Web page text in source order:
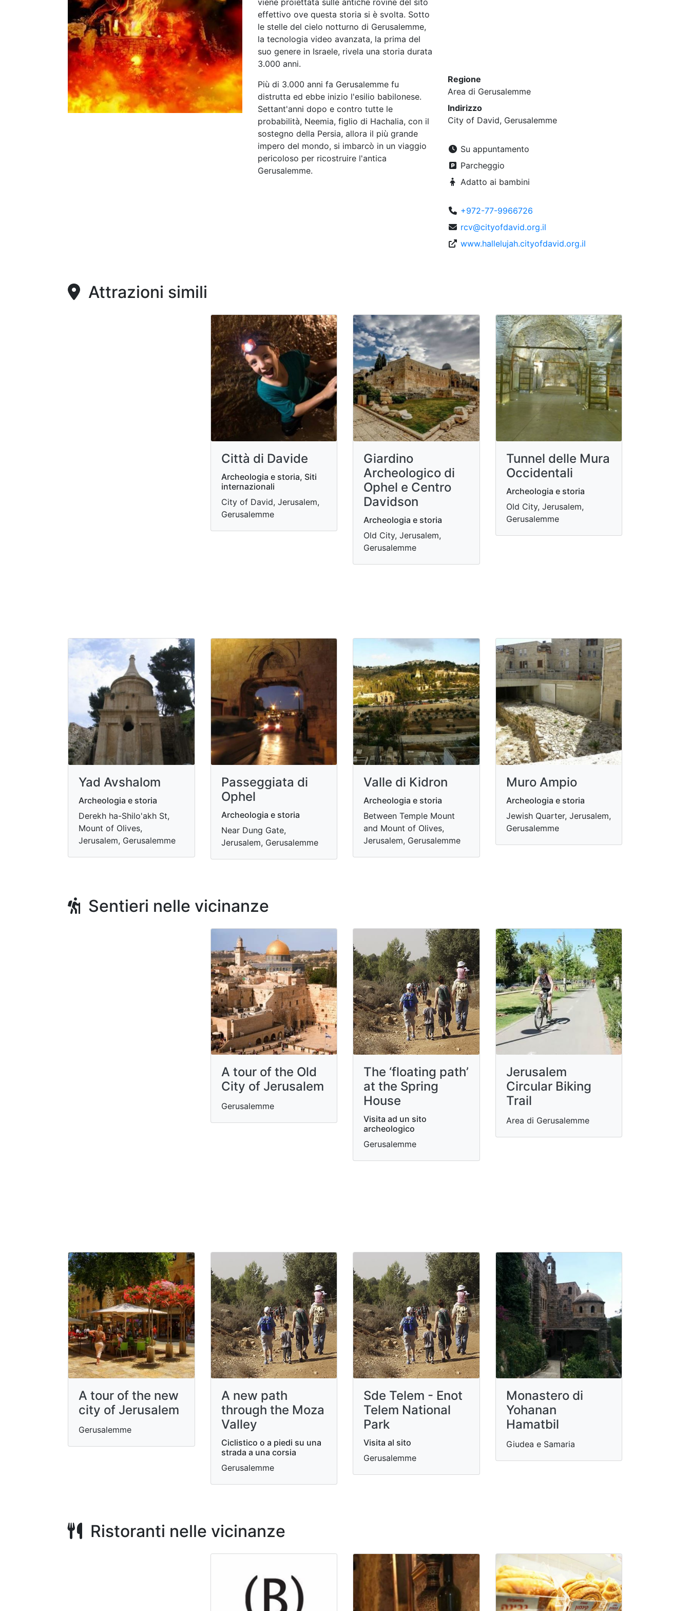
viene proiettata sulle antiche rovine del sito
effettivo ove questa storia si è svolta. Sotto
le stelle del cielo notturno di Gerusalemme,
la tecnologia video avanzata, la prima del
suo genere in Israele, rivela una storia durata
3.000 anni.
Più di 3.000 anni fa Gerusalemme fu
distrutta ed ebbe inizio l'esilio babilonese.
Settant'anni dopo e contro tutte le
probabilità, Neemia, figlio di Hachalia, con il
sostegno della Persia, allora il più grande
impero del mondo, si imbarcò in un viaggio
pericoloso per ricostruire l'antica
Gerusalemme.
Regione
Area di Gerusalemme
Indirizzo
City of David, Gerusalemme
Su appuntamento
Parcheggio
Adatto ai bambini
+972-77-9966726
rcv@cityofdavid.org.il
www.hallelujah.cityofdavid.org.il
Attrazioni simili
Città di Davide
Archeologia e storia, Siti
internazionali
City of David, Jerusalem,
Gerusalemme
Giardino
Archeologico di
Ophel e Centro
Davidson
Archeologia e storia
Old City, Jerusalem,
Gerusalemme
Tunnel delle Mura
Occidentali
Archeologia e storia
Old City, Jerusalem,
Gerusalemme
Yad Avshalom
Archeologia e storia
Derekh ha-Shilo'akh St,
Mount of Olives,
Jerusalem, Gerusalemme
Passeggiata di
Ophel
Archeologia e storia
Near Dung Gate,
Jerusalem, Gerusalemme
Valle di Kidron
Archeologia e storia
Between Temple Mount
and Mount of Olives,
Jerusalem, Gerusalemme
Muro Ampio
Archeologia e storia
Jewish Quarter, Jerusalem,
Gerusalemme
Sentieri nelle vicinanze
A tour of the Old
City of Jerusalem
Gerusalemme
The ‘floating path’
at the Spring
House
Visita ad un sito
archeologico
Gerusalemme
Jerusalem
Circular Biking
Trail
Area di Gerusalemme
A tour of the new
city of Jerusalem
Gerusalemme
A new path
through the Moza
Valley
Ciclistico o a piedi su una
strada a una corsia
Gerusalemme
Sde Telem - Enot
Telem National
Park
Visita al sito
Gerusalemme
Monastero di
Yohanan
Hamatbil
Giudea e Samaria
Ristoranti nelle vicinanze